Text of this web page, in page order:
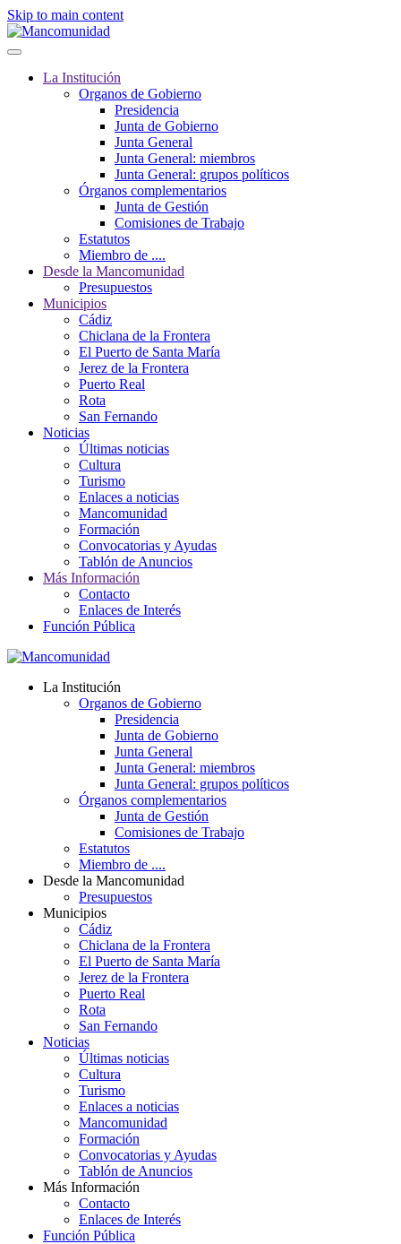
Skip to main content
La Institución
Organos de Gobierno
Presidencia
Junta de Gobierno
Junta General
Junta General: miembros
Junta General: grupos políticos
Órganos complementarios
Junta de Gestión
Comisiones de Trabajo
Estatutos
Miembro de ....
Desde la Mancomunidad
Presupuestos
Municipios
Cádiz
Chiclana de la Frontera
El Puerto de Santa María
Jerez de la Frontera
Puerto Real
Rota
San Fernando
Noticias
Últimas noticias
Cultura
Turismo
Enlaces a noticias
Mancomunidad
Formación
Convocatorias y Ayudas
Tablón de Anuncios
Más Información
Contacto
Enlaces de Interés
Función Pública
La Institución
Organos de Gobierno
Presidencia
Junta de Gobierno
Junta General
Junta General: miembros
Junta General: grupos políticos
Órganos complementarios
Junta de Gestión
Comisiones de Trabajo
Estatutos
Miembro de ....
Desde la Mancomunidad
Presupuestos
Municipios
Cádiz
Chiclana de la Frontera
El Puerto de Santa María
Jerez de la Frontera
Puerto Real
Rota
San Fernando
Noticias
Últimas noticias
Cultura
Turismo
Enlaces a noticias
Mancomunidad
Formación
Convocatorias y Ayudas
Tablón de Anuncios
Más Información
Contacto
Enlaces de Interés
Función Pública